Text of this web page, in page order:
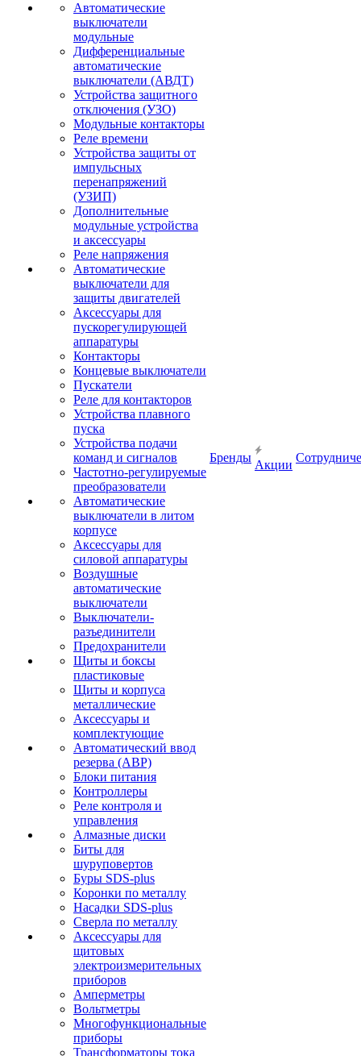
Автоматические
выключатели
модульные
Дифференциальные
автоматические
выключатели (АВДТ)
Устройства защитного
отключения (УЗО)
Модульные контакторы
Реле времени
Устройства защиты от
импульсных
перенапряжений
(УЗИП)
Дополнительные
модульные устройства
и аксессуары
Реле напряжения
Автоматические
выключатели для
защиты двигателей
Аксессуары для
пускорегулирующей
аппаратуры
Контакторы
Концевые выключатели
Пускатели
Реле для контакторов
Устройства плавного
пуска
Устройства подачи
команд и сигналов
Частотно-регулируемые
преобразователи
Автоматические
выключатели в литом
корпусе
Аксессуары для
силовой аппаратуры
Воздушные
автоматические
выключатели
Выключатели-
разъединители
Предохранители
Щиты и боксы
пластиковые
Щиты и корпуса
металлические
Аксессуары и
комплектующие
Автоматический ввод
резерва (АВР)
Блоки питания
Контроллеры
Реле контроля и
управления
Алмазные диски
Биты для
шуруповертов
Буры SDS-plus
Коронки по металлу
Насадки SDS-plus
Сверла по металлу
Аксессуары для
щитовых
электроизмерительных
приборов
Амперметры
Вольтметры
Многофункциональные
приборы
Трансформаторы тока
Бренды
Акции